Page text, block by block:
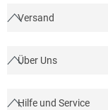
Versand
Über Uns
Hilfe und Service